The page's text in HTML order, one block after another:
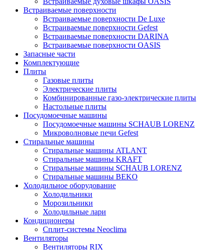
Встраиваемые поверхности
Встраиваемые поверхности De Luxe
Встраиваемые поверхности Gefest
Встраиваемые поверхности DARINA
Встраиваемые поверхности OASIS
Запасные части
Комплектующие
Плиты
Газовые плиты
Электрические плиты
Комбинированные газо-электрические плиты
Настольные плиты
Посудомоечные машины
Посудомоечные машины SCHAUB LORENZ
Микроволновые печи Gefest
Стиральные машины
Стиральные машины ATLANT
Стиральные машины KRAFT
Стиральные машины SCHAUB LORENZ
Стиральные машины BEKO
Холодильное оборудование
Холодильники
Морозильники
Холодильные лари
Кондиционеры
Сплит-системы Neoclima
Вентиляторы
Вентиляторы RIX